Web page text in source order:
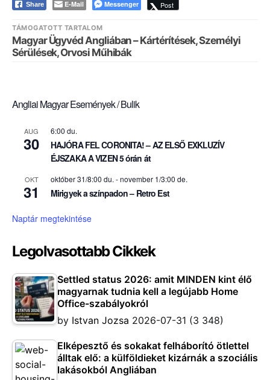
Share E-Mail Messenger Post
TÁMOGATOTT TARTALOM
Magyar Ügyvéd Angliában – Kártérítések, Személyi
Sérülések, Orvosi Műhibák
Angliai Magyar Események / Bulik
AUG
30
6:00 du.
HAJÓRA FEL CORONITA! – AZ ELSŐ EXKLUZÍV
ÉJSZAKA A VIZEN 5 órán át
OKT
31
október 31/8:00 du. -november 1/3:00 de.
Mirigyek a színpadon – Retro Est
Naptár megtekintése
Legolvasottabb Cikkek
Settled status 2026: amit MINDEN kint élő
magyarnak tudnia kell a legújabb Home
Office-szabályokról
by Istvan Jozsa 2026-07-31 (3 348)
Elképesztő és sokakat felháborító ötlettel
álltak elő: a külföldieket kizárnák a szociális
lakásokból Angliában